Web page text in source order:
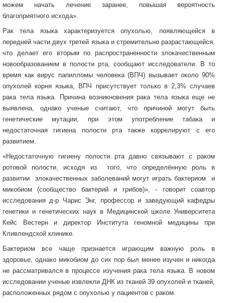
можем начать лечение заранее, повышая вероятность
благоприятного исхода».
Рак тела языка характеризуется опухолью, появляющейся в
передней части двух третей языка и стремительно разрастающейся,
что делает его вторым по распространенности злокачественным
новообразованием в полости рта, сообщают исследователи. В то
время как вирус папилломы человека (ВПЧ) вызывает около 90%
опухолей корня языка, ВПЧ присутствует только в 2,3% случаев
рака тела языка. Причина возникновения рака тела языка еще не
выявлена, однако ученые считают, что причиной могут быть
генетические мутации, при этом употребление табака и
недостаточная гигиена полости рта также коррелируют с его
развитием.
«Недостаточную гигиену полости рта давно связывают с раком
ротовой полости, исходя из того, что определённую роль в
развитии злокачественных заболеваний могут играть бактериом и
микобиом (сообщество бактерий и грибов)», - говорит соавтор
исследования д-р Чарис Энг, профессор и заведующий кафедры
генетики и генетических наук в Медицинской школе Университета
Кейс Вестерн и директор Института геномной медицины при
Кливлендской клинике.
Бактериом все чаще признается играющим важную роль в
здоровье, однако микобиом до сих пор был менее изучен и никогда
не рассматривался в процессе изучения рака тела языка. В новом
исследовании ученые извлекли ДНК из тканей 39 опухолей и тканей,
расположенных рядом с опухолью у пациентов с раком.